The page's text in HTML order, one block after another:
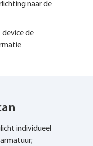
naar de
device de
individueel